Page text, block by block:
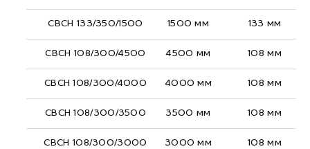
СВСН 133/350/1500 1500 мм 133 мм
СВСН 108/300/4500 4500 мм 108 мм
СВСН 108/300/4000 4000 мм 108 мм
СВСН 108/300/3500 3500 мм 108 мм
СВСН 108/300/3000 3000 мм 108 мм